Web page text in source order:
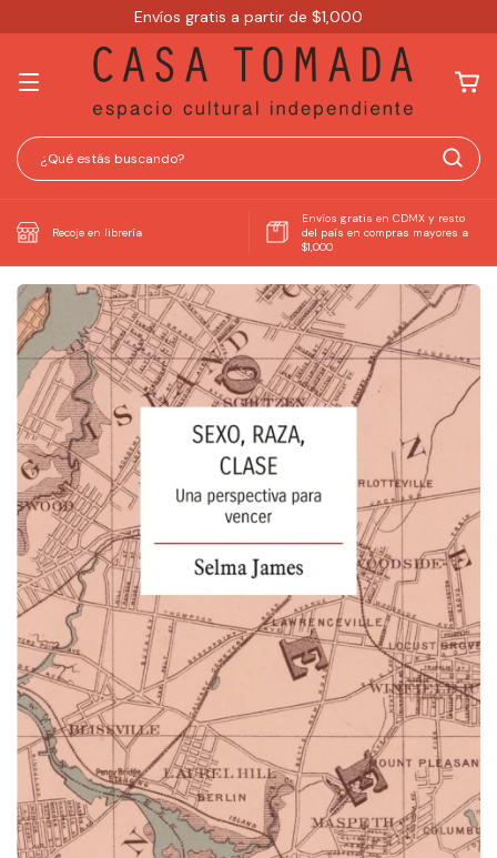
Envíos gratis a partir de $1,000
Recoje en librería
Envíos gratis en CDMX y resto
del país en compras mayores a
$1,000